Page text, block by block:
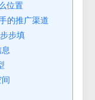
位置
的推广渠道
步填